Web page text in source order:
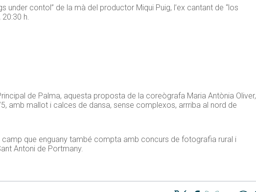
under contol” de la mà del productor Miqui Puig, l’ex cantant de “los
h.
de Palma, aquesta proposta de la coreògrafa Maria Antònia Oliver,
amb mallot i calces de dansa, sense complexos, arrriba al nord de
que enguany també compta amb concurs de fotografia rural i
Antoni de Portmany.